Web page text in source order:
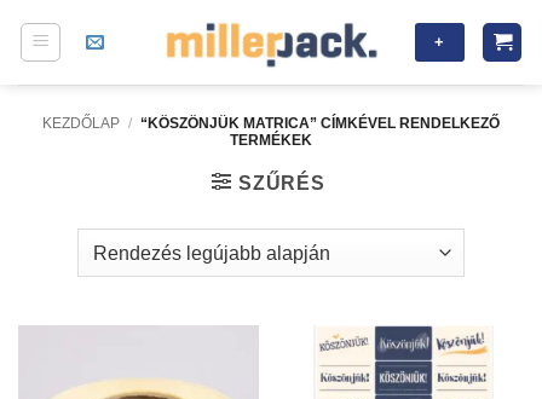
+
KEZDŐLAP / “KÖSZÖNJÜK MATRICA” CÍMKÉVEL RENDELKEZŐ
TERMÉKEK
SZŰRÉS